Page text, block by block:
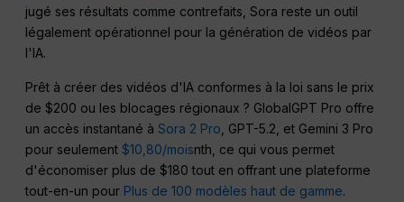
jugé ses résultats comme contrefaits, Sora reste un outil
légalement opérationnel pour la génération de vidéos par
l'IA.
Prêt à créer des vidéos d'IA conformes à la loi sans le prix
de $200 ou les blocages régionaux ? GlobalGPT Pro offre
un accès instantané àSora 2 Pro , GPT-5.2, et Gemini 3 Pro
pour seulement$10,80/moisnth, ce qui vous permet
d'économiser plus de $180 tout en offrant une plateforme
tout-en-un pour Plus de 100 modèles haut de gamme.